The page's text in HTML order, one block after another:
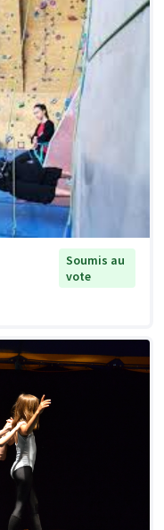
Soumis au
vote